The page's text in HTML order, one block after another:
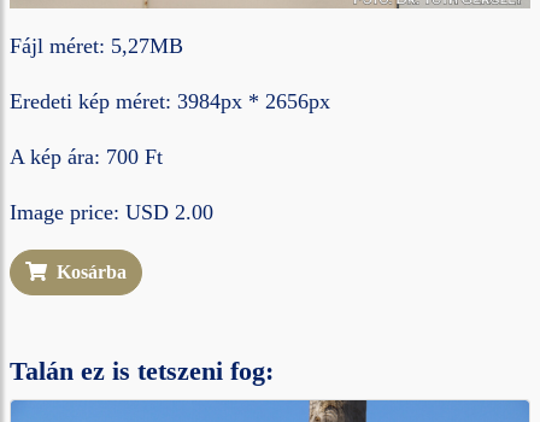
Fájl méret: 5,27MB
Eredeti kép méret: 3984px * 2656px
A kép ára: 700 Ft
Image price: USD 2.00
Kosárba
Talán ez is tetszeni fog: